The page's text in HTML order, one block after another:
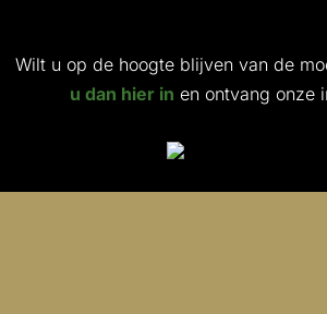
Wilt u op de hoogte blijven van de
u dan hier in en ontvang onze